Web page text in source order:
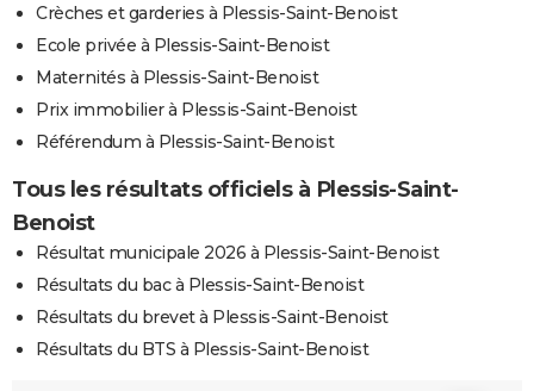
Crèches et garderies à Plessis-Saint-Benoist
Ecole privée à Plessis-Saint-Benoist
Maternités à Plessis-Saint-Benoist
Prix immobilier à Plessis-Saint-Benoist
Référendum à Plessis-Saint-Benoist
Tous les résultats officiels à Plessis-Saint-
Benoist
Résultat municipale 2026 à Plessis-Saint-Benoist
Résultats du bac à Plessis-Saint-Benoist
Résultats du brevet à Plessis-Saint-Benoist
Résultats du BTS à Plessis-Saint-Benoist